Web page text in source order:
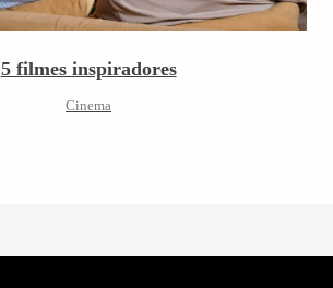
5 filmes inspiradores
Cinema